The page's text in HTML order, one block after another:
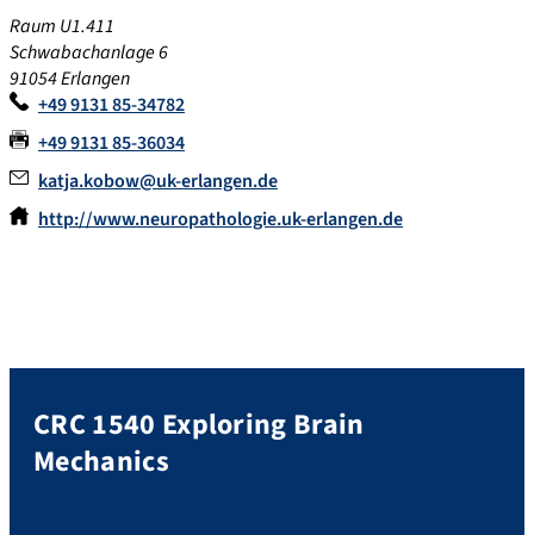
Raum U1.411
Schwabachanlage 6
91054 Erlangen
+49 9131 85-34782
+49 9131 85-36034
katja.kobow@uk-erlangen.de
http://www.neuropathologie.uk-erlangen.de
CRC 1540 Exploring Brain
Mechanics